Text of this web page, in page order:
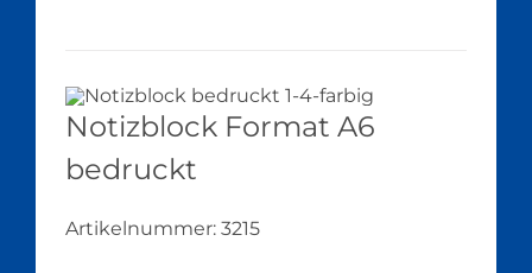
Notizblock Format A6
bedruckt
Artikelnummer: 3215